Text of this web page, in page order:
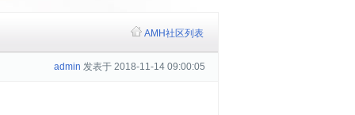
AMH社区列表
admin 发表于 2018-11-14 09:00:05